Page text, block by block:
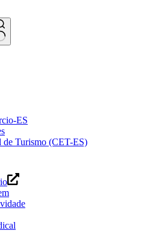
ES
de Turismo (CET-ES)